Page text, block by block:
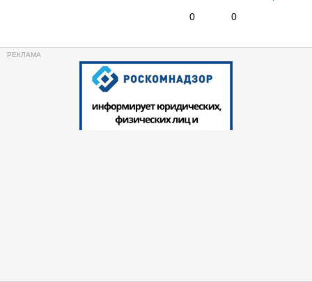
0
0